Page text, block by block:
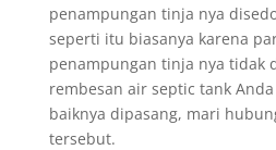
penampungan tinja nya
seperti itu biasanya karena
penampungan tinja nya tidak
rembesan air septic tank
baiknya dipasang, mari
tersebut.